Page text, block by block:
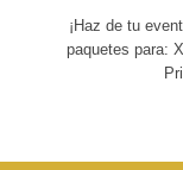
¡Haz de tu
paquetes para: